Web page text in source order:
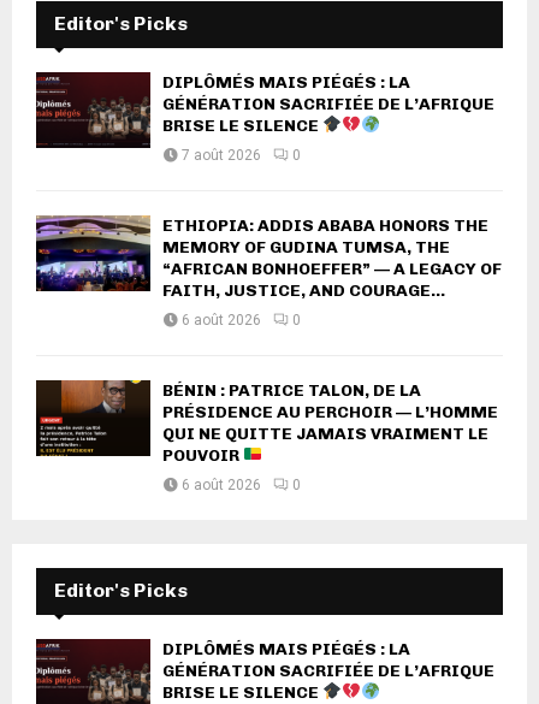
Editor's Picks
DIPLÔMÉS MAIS PIÉGÉS : LA
GÉNÉRATION SACRIFIÉE DE L’AFRIQUE
BRISE LE SILENCE
7 août 2026 0
ETHIOPIA: ADDIS ABABA HONORS THE
MEMORY OF GUDINA TUMSA, THE
“AFRICAN BONHOEFFER” — A LEGACY OF
FAITH, JUSTICE, AND COURAGE...
6 août 2026 0
BÉNIN : PATRICE TALON, DE LA
PRÉSIDENCE AU PERCHOIR — L’HOMME
QUI NE QUITTE JAMAIS VRAIMENT LE
POUVOIR
6 août 2026 0
Editor's Picks
DIPLÔMÉS MAIS PIÉGÉS : LA
GÉNÉRATION SACRIFIÉE DE L’AFRIQUE
BRISE LE SILENCE